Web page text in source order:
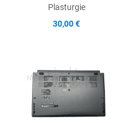
Plasturgie
30,00 €